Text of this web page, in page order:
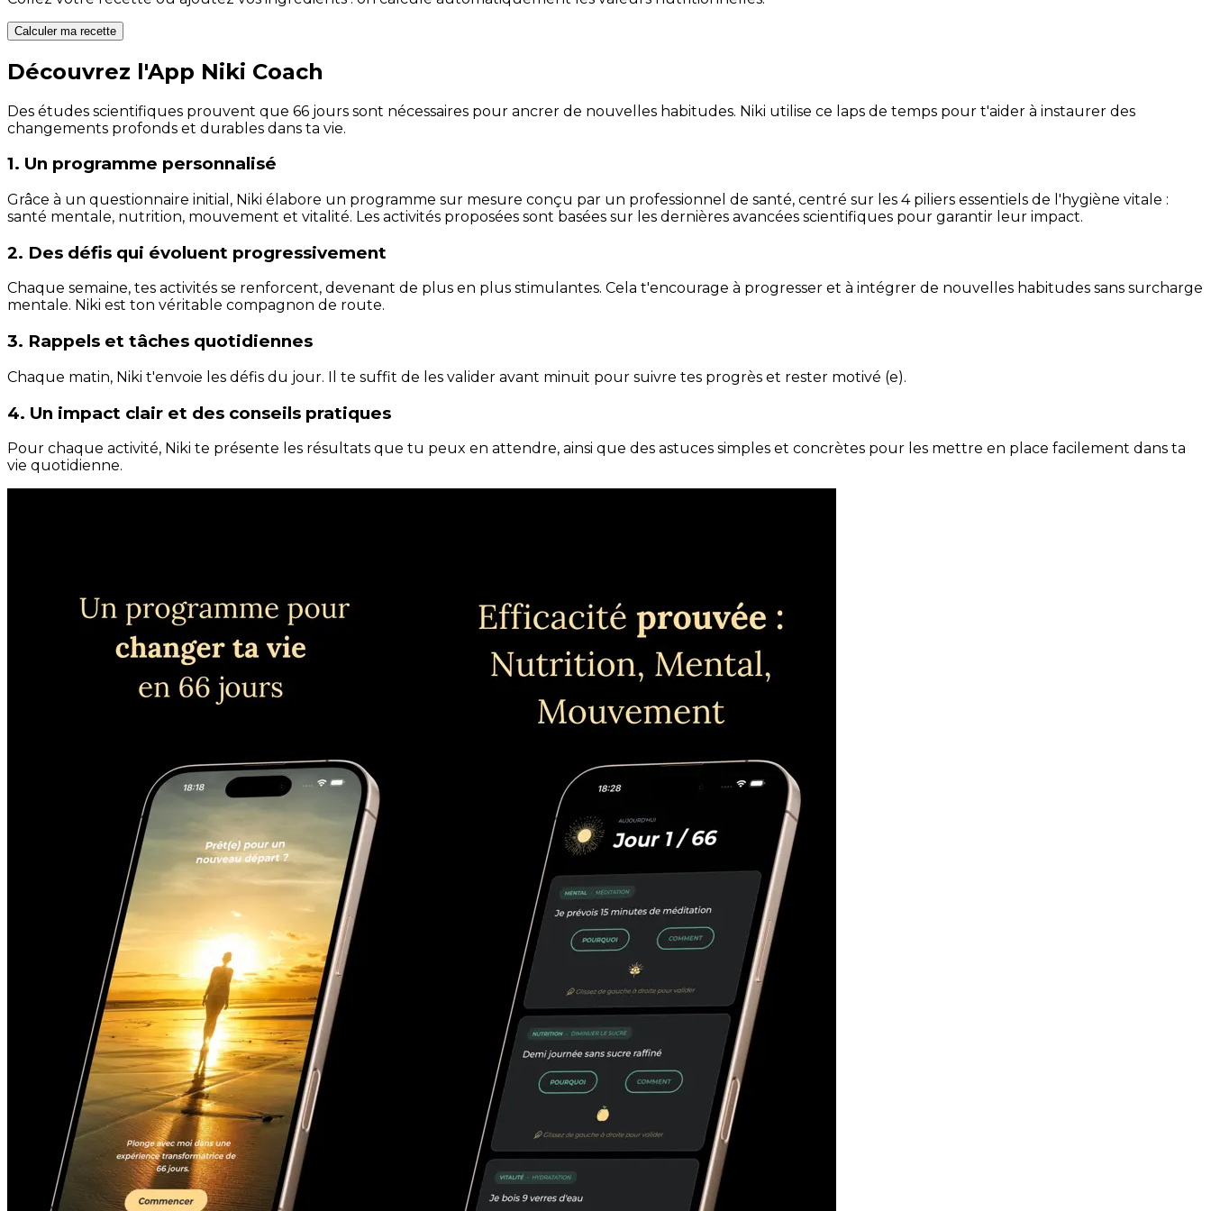
Calculer ma recette
Découvrez l'App Niki Coach
Des études scientifiques prouvent que 66 jours sont nécessaires pour ancrer de nouvelles habitudes. Niki utilise ce laps de temps pour t'aider à instaurer des
changements profonds et durables dans ta vie.
1. Un programme personnalisé
Grâce à un questionnaire initial, Niki élabore un programme sur mesure conçu par un professionnel de santé, centré sur les 4 piliers essentiels de l'hygiène vitale :
santé mentale, nutrition, mouvement et vitalité. Les activités proposées sont basées sur les dernières avancées scientifiques pour garantir leur impact.
2. Des défis qui évoluent progressivement
Chaque semaine, tes activités se renforcent, devenant de plus en plus stimulantes. Cela t'encourage à progresser et à intégrer de nouvelles habitudes sans surcharge
mentale. Niki est ton véritable compagnon de route.
3. Rappels et tâches quotidiennes
Chaque matin, Niki t'envoie les défis du jour. Il te suffit de les valider avant minuit pour suivre tes progrès et rester motivé (e).
4. Un impact clair et des conseils pratiques
Pour chaque activité, Niki te présente les résultats que tu peux en attendre, ainsi que des astuces simples et concrètes pour les mettre en place facilement dans ta
vie quotidienne.